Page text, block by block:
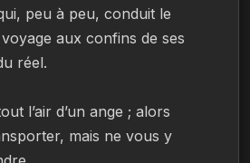
peu à peu, conduit le
aux confins de ses
réel.
l’air d’un ange ; alors
mais ne vous y